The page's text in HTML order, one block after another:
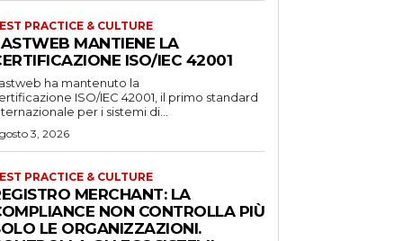
PRACTICE & CULTURE
MANTIENE LA
ISO/IEC 42001
ha mantenuto la
ISO/IEC 42001, il primo standard
per i sistemi di...
3, 2026
PRACTICE & CULTURE
MERCHANT: LA
NON CONTROLLA PIÙ
LE ORGANIZZAZIONI.